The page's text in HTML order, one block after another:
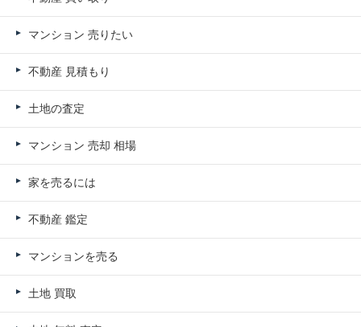
マンション 売りたい
不動産 見積もり
土地の査定
マンション 売却 相場
家を売るには
不動産 鑑定
マンションを売る
土地 買取